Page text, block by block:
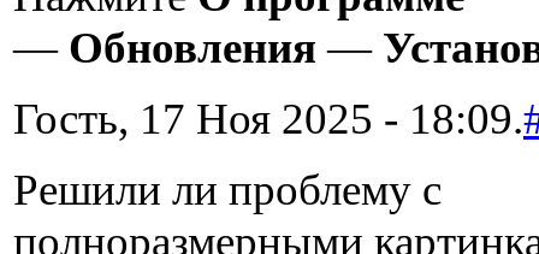
— Обновления —
Гость, 17 Ноя 2025 - 18:09.
Решили ли проблему с
полноразмерными